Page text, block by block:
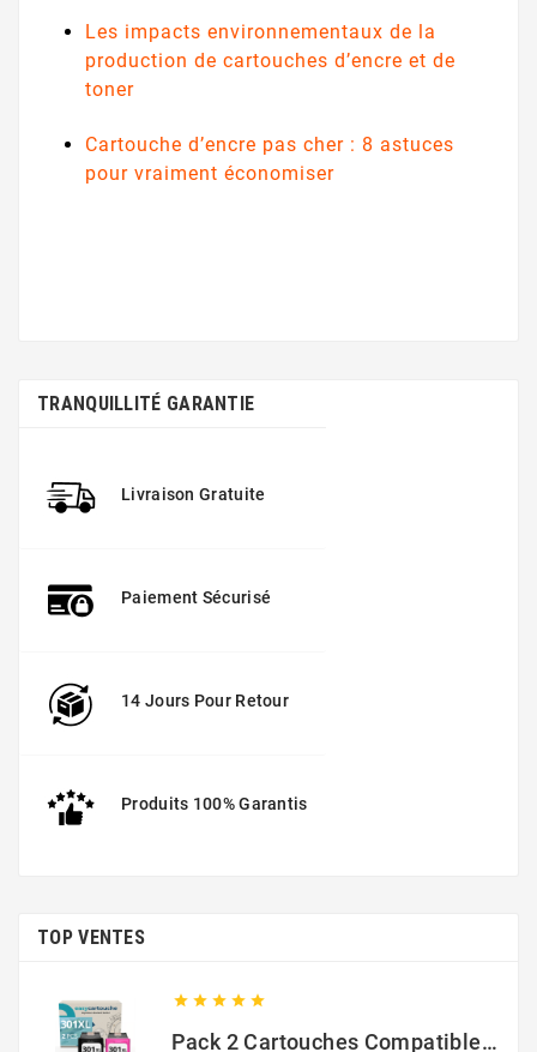
Les impacts environnementaux de la
production de cartouches d’encre et de
toner
Cartouche d’encre pas cher : 8 astuces
pour vraiment économiser
TRANQUILLITÉ GARANTIE
Livraison Gratuite
Paiement Sécurisé
14 Jours Pour Retour
Produits 100% Garantis
TOP VENTES
    
Pack 2 Cartouches Compatible Avec HP 301 XL Noir Et Couleur